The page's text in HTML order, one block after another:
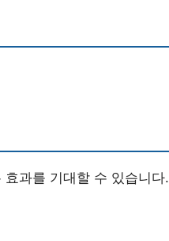
과를 기대할 수 있습니다.